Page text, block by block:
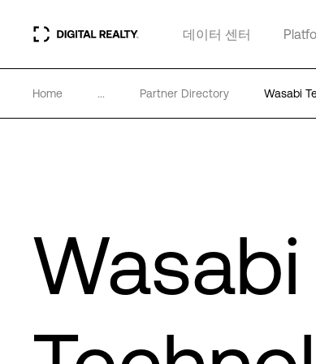
데이터 센터
Home ... Partner Directory Wasabi
Wasabi